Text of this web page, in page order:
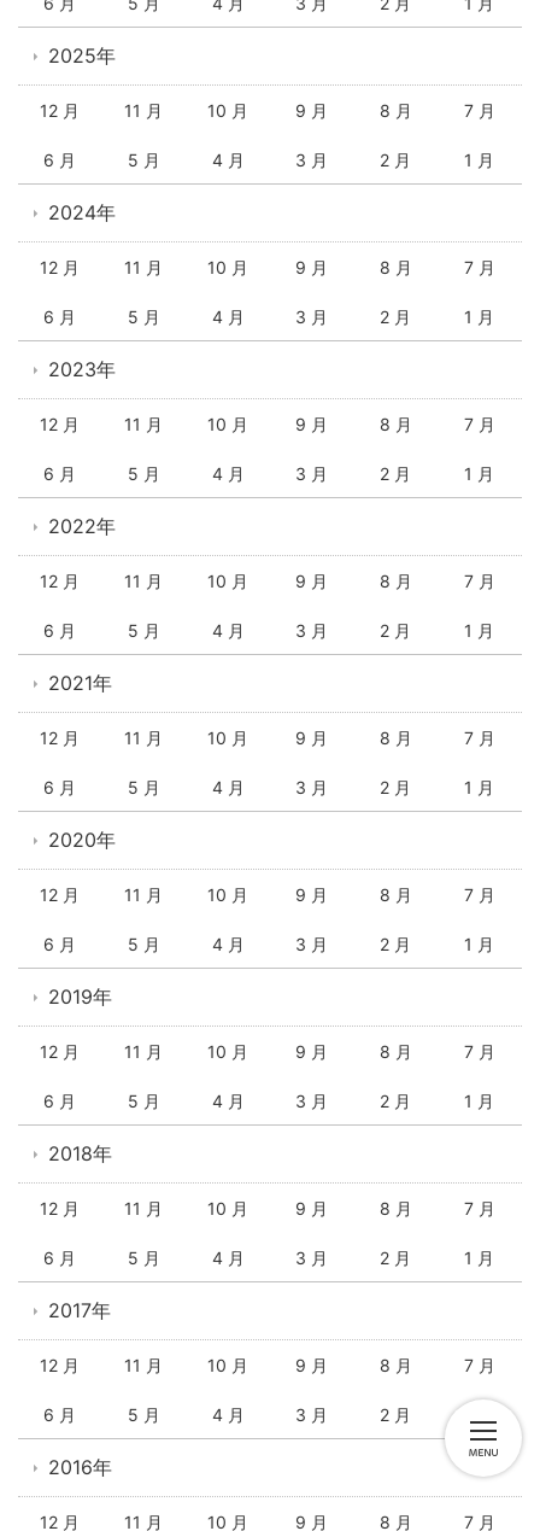
2025年
12 月 11 月 10 月 9 月 8 月 7 月
6 月 5 月 4 月 3 月 2 月 1 月
2024年
12 月 11 月 10 月 9 月 8 月 7 月
6 月 5 月 4 月 3 月 2 月 1 月
2023年
12 月 11 月 10 月 9 月 8 月 7 月
6 月 5 月 4 月 3 月 2 月 1 月
2022年
12 月 11 月 10 月 9 月 8 月 7 月
6 月 5 月 4 月 3 月 2 月 1 月
2021年
12 月 11 月 10 月 9 月 8 月 7 月
6 月 5 月 4 月 3 月 2 月 1 月
2020年
12 月 11 月 10 月 9 月 8 月 7 月
6 月 5 月 4 月 3 月 2 月 1 月
2019年
12 月 11 月 10 月 9 月 8 月 7 月
6 月 5 月 4 月 3 月 2 月 1 月
2018年
12 月 11 月 10 月 9 月 8 月 7 月
6 月 5 月 4 月 3 月 2 月 1 月
2017年
12 月 11 月 10 月 9 月 8 月 7 月
6 月 5 月 4 月 3 月 2 月
2016年
12 月 11 月 10 月 9 月 8 月 7 月